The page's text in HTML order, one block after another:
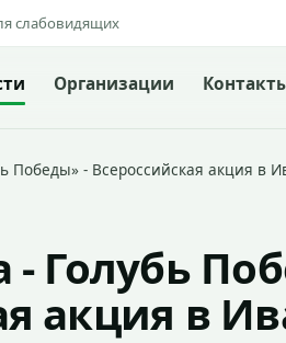
слабовидящих
Организации
Победы» - Всероссийская акция в
Голубь
акция в